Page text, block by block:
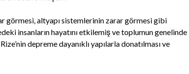
görmesi, altyapı sistemlerinin zarar görmesi gibi
insanların hayatını etkilemiş ve toplumun genelinde
depreme dayanıklı yapılarla donatılması ve